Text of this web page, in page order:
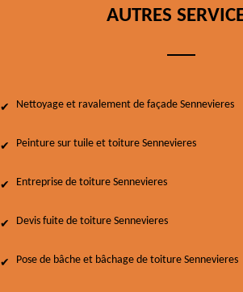
AUTRES
Nettoyage et ravalement de façade Sennevieres
Peinture sur tuile et toiture Sennevieres
Entreprise de toiture Sennevieres
Devis fuite de toiture Sennevieres
Pose de bâche et bâchage de toiture Sennevieres